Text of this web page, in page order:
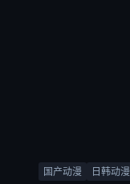
国产动漫 日韩动漫
日韩动漫
内详